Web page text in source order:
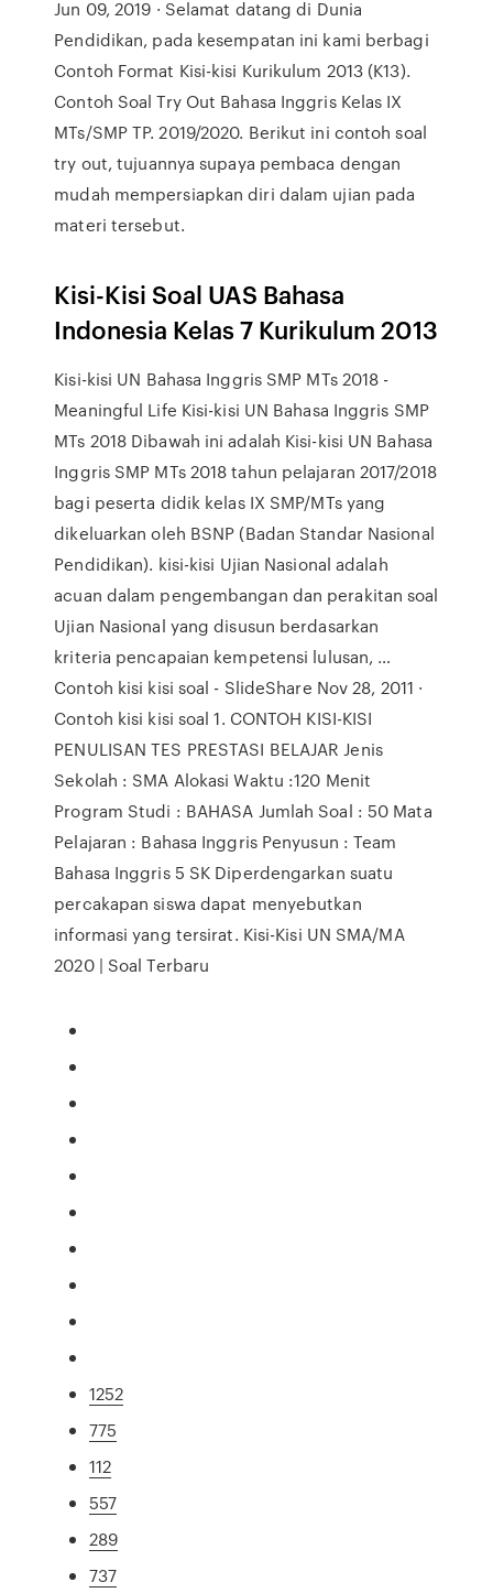
Jun 09, 2019 · Selamat datang di Dunia
Pendidikan, pada kesempatan ini kami berbagi
Contoh Format Kisi-kisi Kurikulum 2013 (K13).
Contoh Soal Try Out Bahasa Inggris Kelas IX
MTs/SMP TP. 2019/2020. Berikut ini contoh soal
try out, tujuannya supaya pembaca dengan
mudah mempersiapkan diri dalam ujian pada
materi tersebut.
Kisi-Kisi Soal UAS Bahasa
Indonesia Kelas 7 Kurikulum 2013
Kisi-kisi UN Bahasa Inggris SMP MTs 2018 -
Meaningful Life Kisi-kisi UN Bahasa Inggris SMP
MTs 2018 Dibawah ini adalah Kisi-kisi UN Bahasa
Inggris SMP MTs 2018 tahun pelajaran 2017/2018
bagi peserta didik kelas IX SMP/MTs yang
dikeluarkan oleh BSNP (Badan Standar Nasional
Pendidikan). kisi-kisi Ujian Nasional adalah
acuan dalam pengembangan dan perakitan soal
Ujian Nasional yang disusun berdasarkan
kriteria pencapaian kempetensi lulusan, …
Contoh kisi kisi soal - SlideShare Nov 28, 2011 ·
Contoh kisi kisi soal 1. CONTOH KISI-KISI
PENULISAN TES PRESTASI BELAJAR Jenis
Sekolah : SMA Alokasi Waktu :120 Menit
Program Studi : BAHASA Jumlah Soal : 50 Mata
Pelajaran : Bahasa Inggris Penyusun : Team
Bahasa Inggris 5 SK Diperdengarkan suatu
percakapan siswa dapat menyebutkan
informasi yang tersirat. Kisi-Kisi UN SMA/MA
2020 | Soal Terbaru
1252
775
112
557
289
737